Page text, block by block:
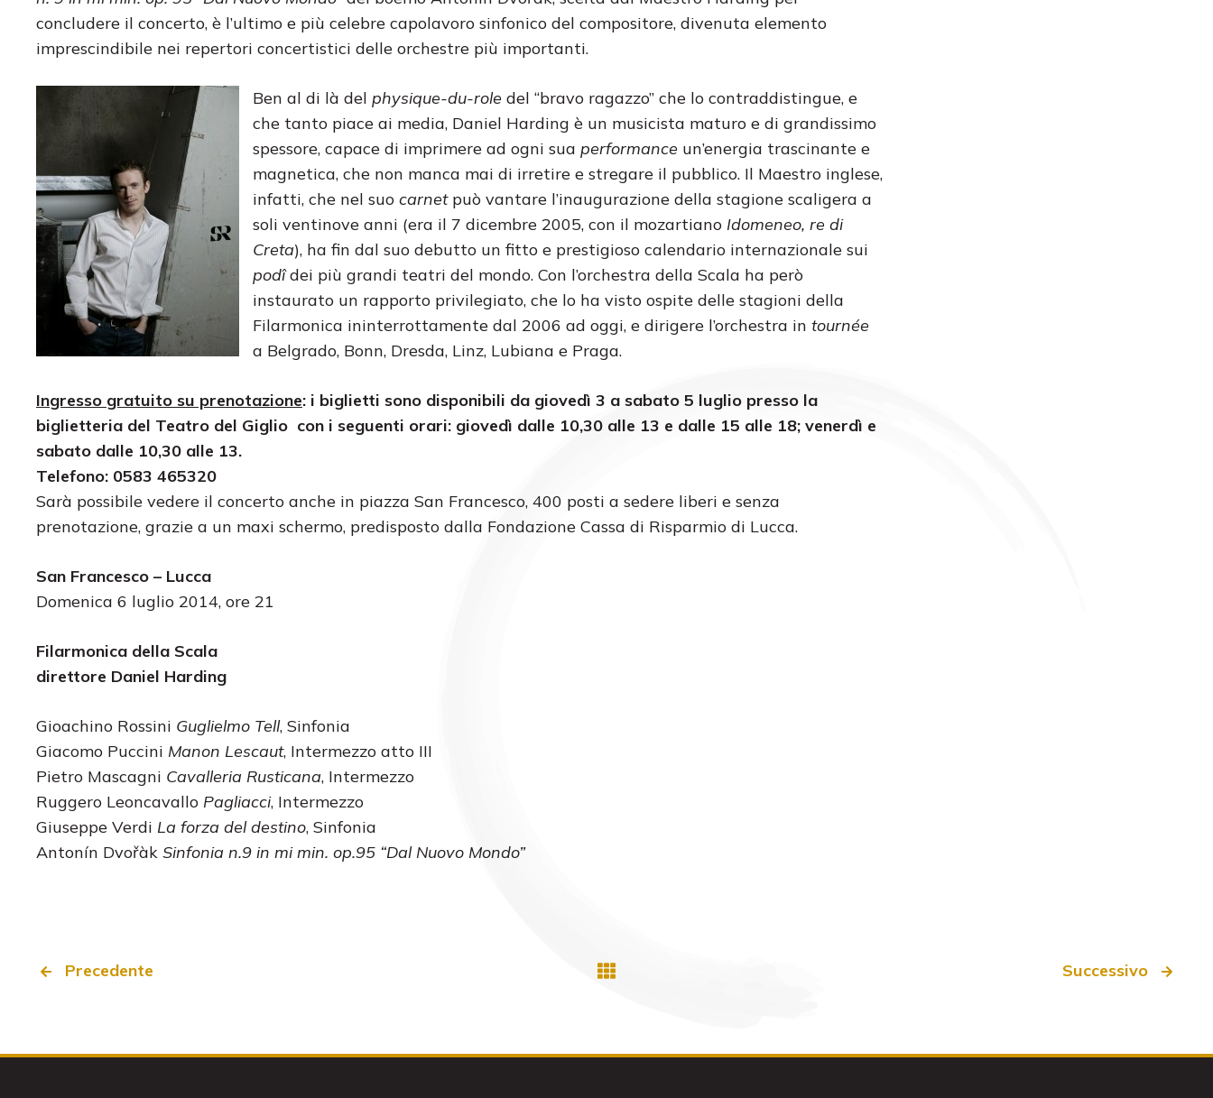
concludere il concerto, è l’ultimo e più celebre capolavoro sinfonico del compositore, divenuta elemento
imprescindibile nei repertori concertistici delle orchestre più importanti.
Ben al di là del physique-du-role del “bravo ragazzo” che lo contraddistingue, e
che tanto piace ai media, Daniel Harding è un musicista maturo e di grandissimo
spessore, capace di imprimere ad ogni sua performance un’energia trascinante e
magnetica, che non manca mai di irretire e stregare il pubblico. Il Maestro inglese,
infatti, che nel suo carnetpuò vantare l’inaugurazione della stagione scaligera a
soli ventinove anni (era il 7 dicembre 2005, con il mozartiano Idomeneo, re di
Creta), ha fin dal suo debutto un fitto e prestigioso calendario internazionale sui
podîdei più grandi teatri del mondo. Con l’orchestra della Scala ha però
instaurato un rapporto privilegiato, che lo ha visto ospite delle stagioni della
Filarmonica ininterrottamente dal 2006 ad oggi, e dirigere l’orchestra in tournée
a Belgrado, Bonn, Dresda, Linz, Lubiana e Praga.
Ingresso gratuito su prenotazione: i biglietti sono disponibili da giovedì 3 a sabato 5 luglio presso la
biglietteria del Teatro del Giglio con i seguenti orari: giovedì dalle 10,30 alle 13 e dalle 15 alle 18; venerdì e
sabato dalle 10,30 alle 13.
Telefono: 0583 465320
Sarà possibile vedere il concerto anche in piazza San Francesco, 400 posti a sedere liberi e senza
prenotazione, grazie a un maxi schermo, predisposto dalla Fondazione Cassa di Risparmio di Lucca.
San Francesco – Lucca
Domenica 6 luglio 2014, ore 21
Filarmonica della Scala
direttore Daniel Harding
Gioachino Rossini Guglielmo Tell, Sinfonia
Giacomo Puccini Manon Lescaut, Intermezzo atto III
Pietro Mascagni Cavalleria Rusticana, Intermezzo
Ruggero Leoncavallo Pagliacci, Intermezzo
Giuseppe Verdi La forza del destino, Sinfonia
Antonín Dvořàk Sinfonia n.9 in mi min. op.95 “Dal Nuovo Mondo”
Precedente Successivo